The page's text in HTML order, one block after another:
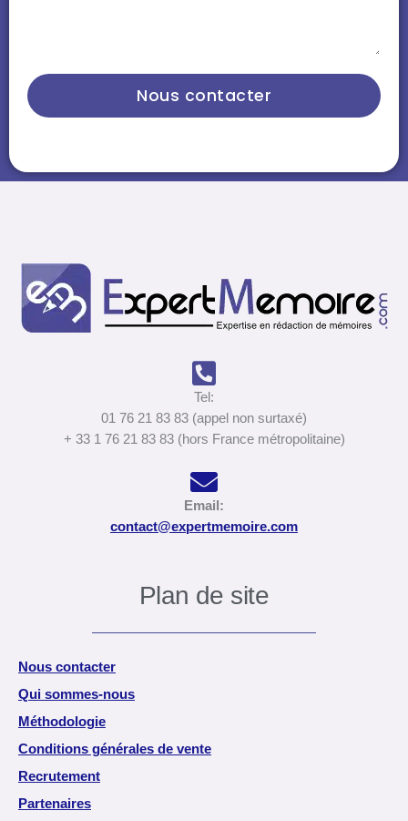
Nous contacter
Tel:
01 76 21 83 83 (appel non surtaxé)
+ 33 1 76 21 83 83 (hors France métropolitaine)
Email:
contact@expertmemoire.com
Plan de site
Nous contacter
Qui sommes-nous
Méthodologie
Conditions générales de vente
Recrutement
Partenaires